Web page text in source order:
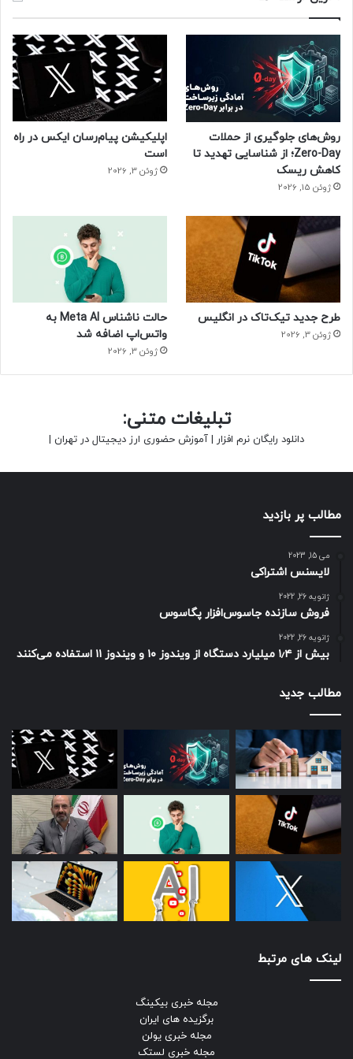
روش‌های جلوگیری از حملات
Zero-Day؛ از شناسایی تهدید تا
کاهش ریسک
ژوئن 15, 2026
اپلیکیشن پیام‌رسان ایکس در راه
است
ژوئن 3, 2026
طرح جدید تیک‌تاک در انگلیس
ژوئن 3, 2026
حالت ناشناس Meta AI به
واتس‌اپ اضافه شد
ژوئن 3, 2026
تبلیغات متنی:
دانلود رایگان نرم افزار | آموزش حضوری ارز دیجیتال در تهران |
مطالب پر بازدید
می 15, 2023
لایسنس اشتراکی
ژانویه 26, 2022
فروش سازنده جاسوس‌افزار پگاسوس
ژانویه 26, 2022
بیش از ۱٫۴ میلیارد دستگاه از ویندوز ۱۰ و ویندوز ۱۱ استفاده می‌کنند
مطالب جدید
لینک های مرتبط
مجله خبری بیکینگ
برگزیده های ایران
مجله خبری یولن
مجله خبری لستک